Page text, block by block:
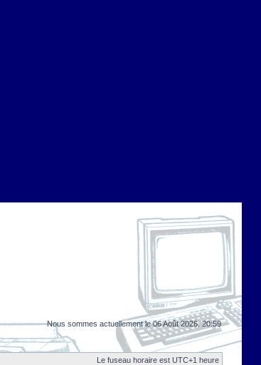
Nous sommes actuellement le 06 Août 2026, 20:59
Le fuseau horaire est UTC+1 heure